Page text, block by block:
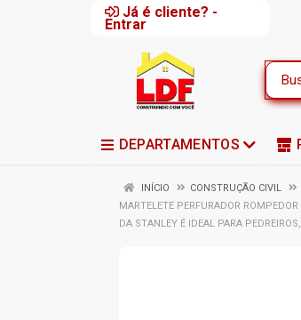
Já é cliente? -
Entrar
DEPARTAMENTOS
INÍCIO CONSTRUÇÃO CIVIL
MARTELETE PERFURADOR
DA STANLEY É IDEAL PARA